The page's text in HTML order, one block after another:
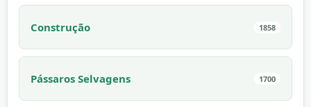
Construção 1858
Pássaros Selvagens 1700